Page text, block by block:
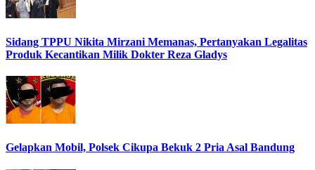
Sidang TPPU Nikita Mirzani Memanas, Pertanyakan Legalitas
Produk Kecantikan Milik Dokter Reza Gladys
Gelapkan Mobil, Polsek Cikupa Bekuk 2 Pria Asal Bandung